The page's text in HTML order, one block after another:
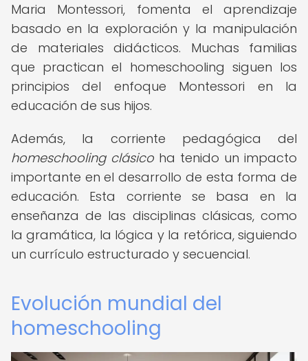
Maria Montessori, fomenta el aprendizaje
basado en la exploración y la manipulación
de materiales didácticos. Muchas familias
que practican el homeschooling siguen los
principios del enfoque Montessori en la
educación de sus hijos.
Además, la corriente pedagógica del
homeschooling clásico ha tenido un impacto
importante en el desarrollo de esta forma de
educación. Esta corriente se basa en la
enseñanza de las disciplinas clásicas, como
la gramática, la lógica y la retórica, siguiendo
un currículo estructurado y secuencial.
Evolución mundial del
homeschooling